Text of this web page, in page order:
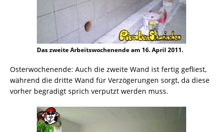
Das zweite Arbeitswochenende am 16. April 2011.
Osterwochenende: Auch die zweite Wand ist fertig gefliest,
während die dritte Wand für Verzögerungen sorgt, da diese
vorher begradigt sprich verputzt werden muss.